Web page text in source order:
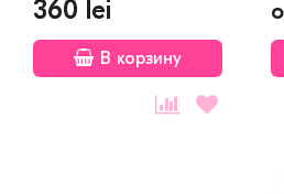
360 lei
В корзину